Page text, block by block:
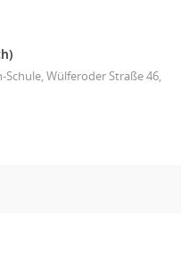
Wülferoder Straße 46,